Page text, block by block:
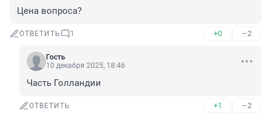
Цена вопроса?
ОТВЕТИТЬ 1 +0 –2
Гость
10 декабря 2025, 18:46
Часть Голландии
ОТВЕТИТЬ +1 –2